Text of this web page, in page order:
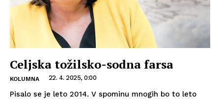
Celjska tožilsko-sodna farsa
KOLUMNA 22. 4. 2025, 0:00
Pisalo se je leto 2014. V spominu mnogih bo to leto